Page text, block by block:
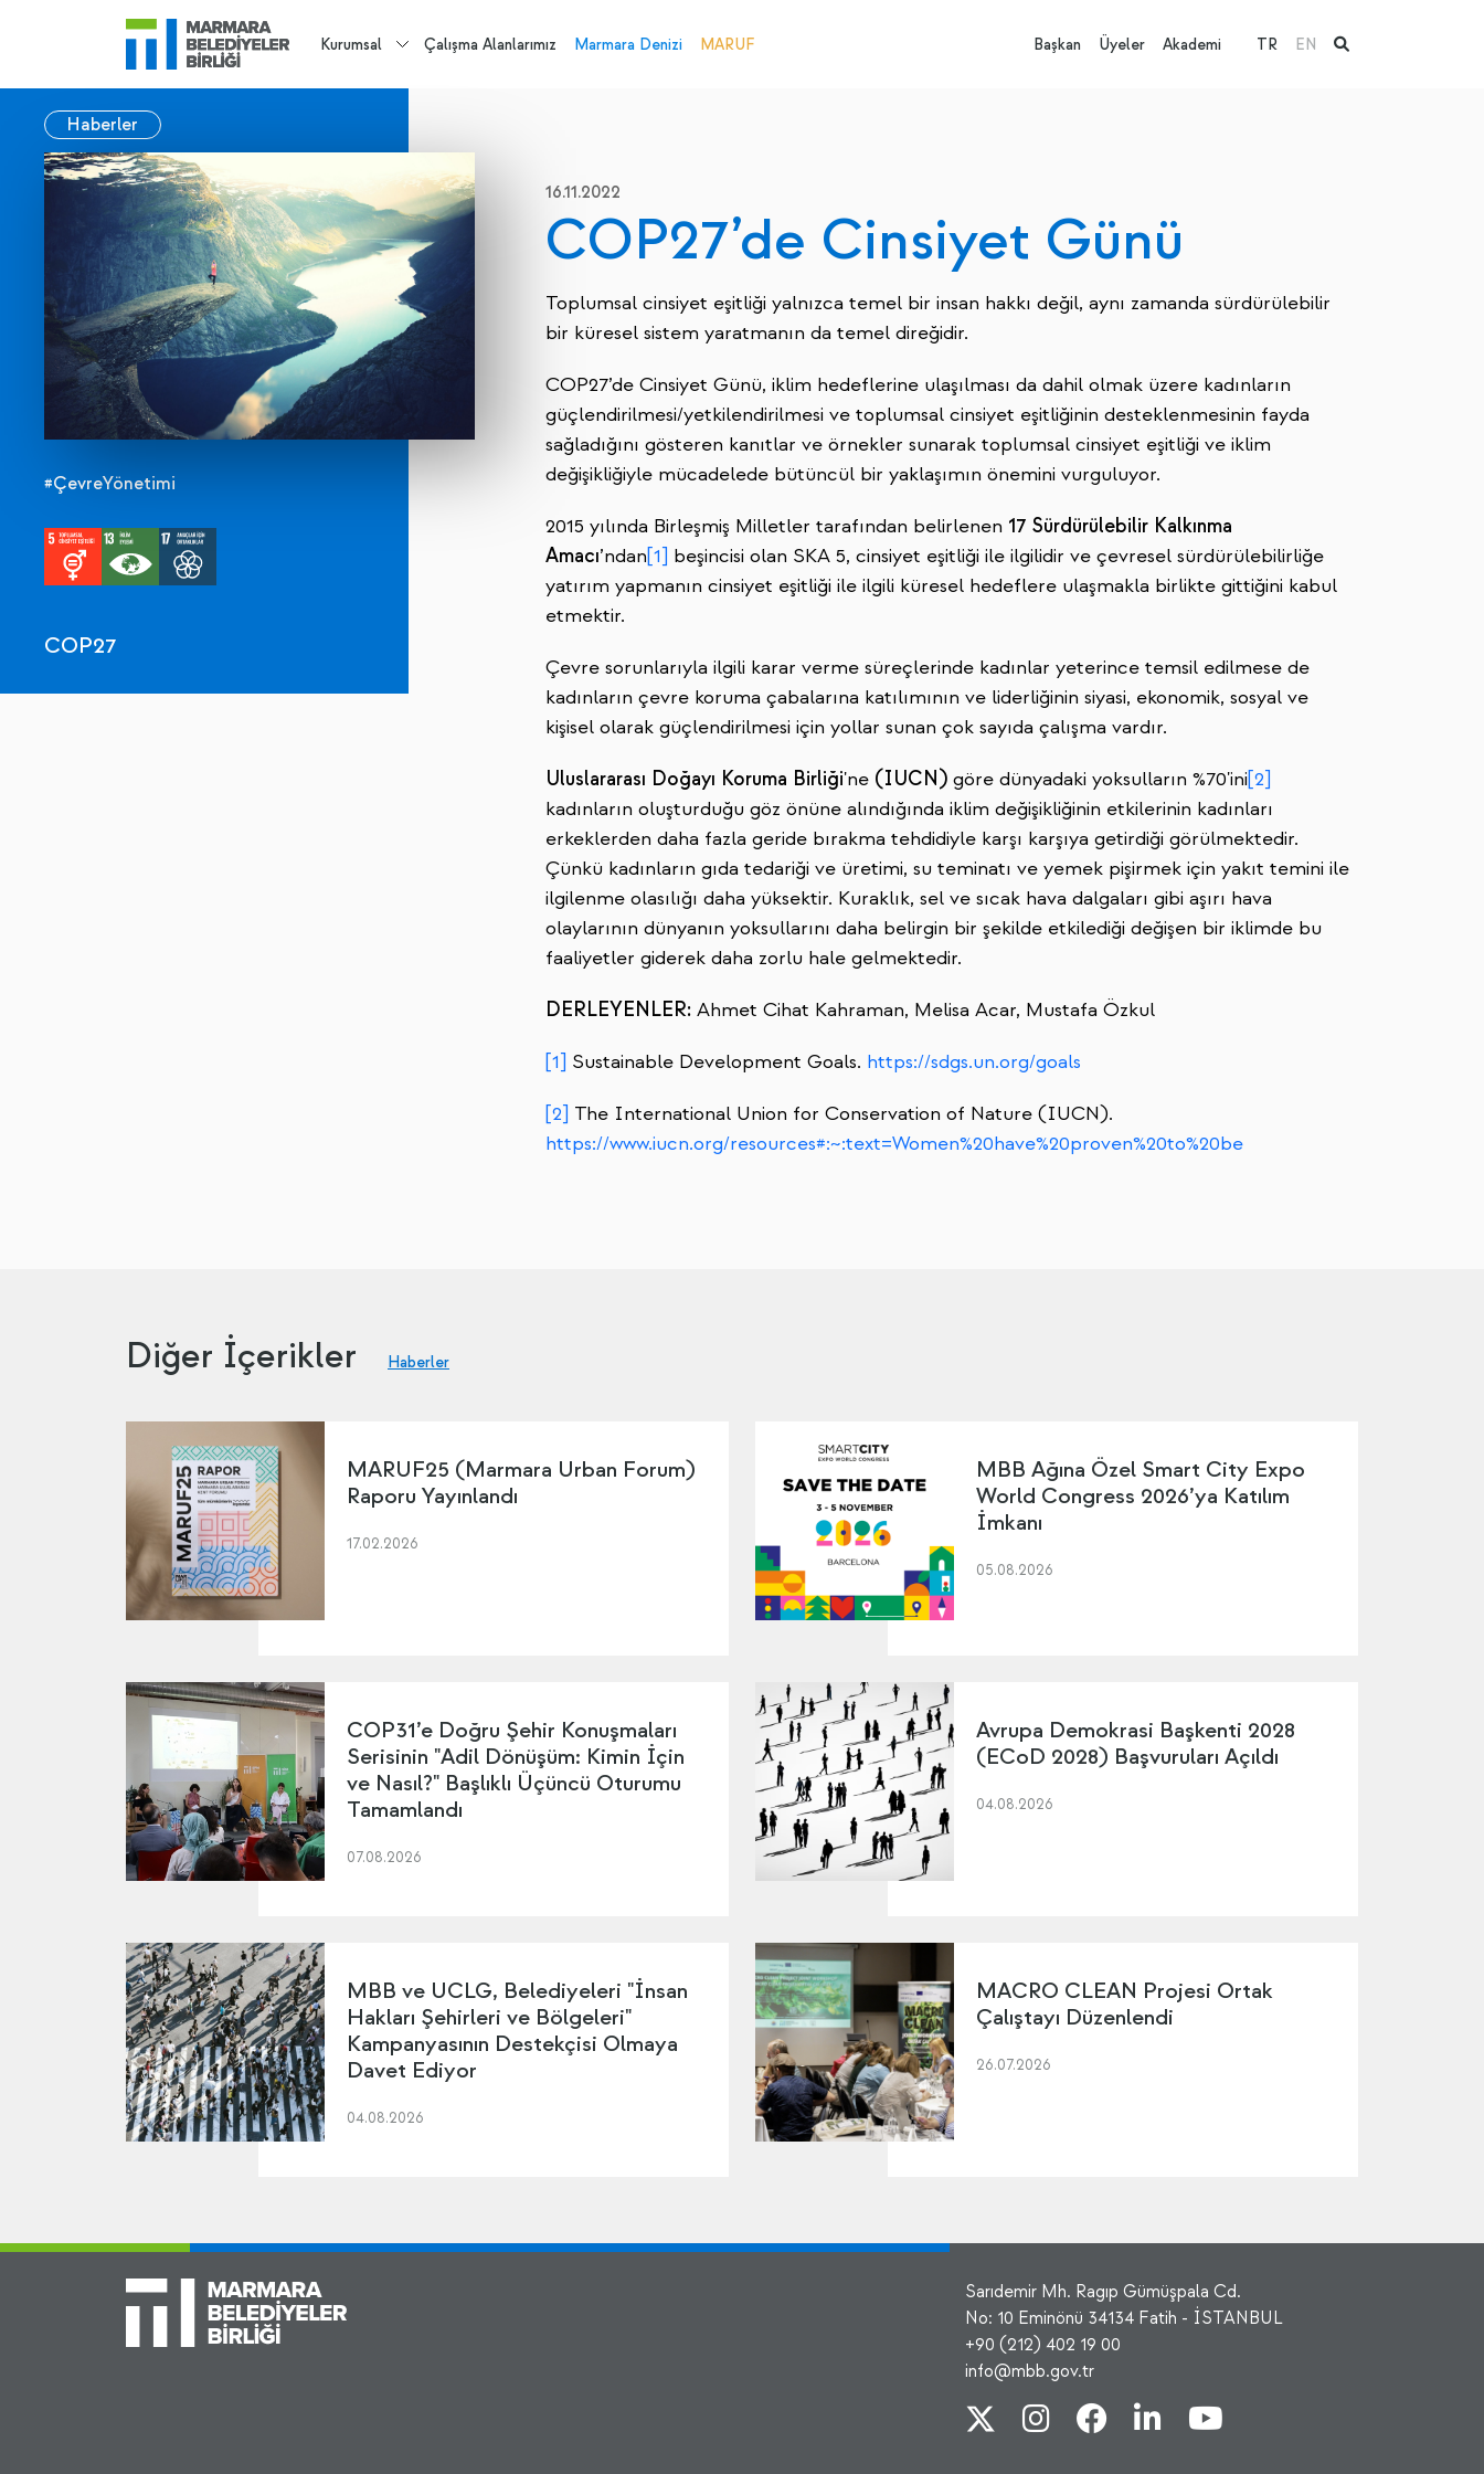
Kurumsal Çalışma Alanlarımız Marmara Denizi MARUF Başkan Üyeler Akademi TR EN
Haberler
#ÇevreYönetimi
COP27
16.11.2022
COP27’de Cinsiyet Günü
Toplumsal cinsiyet eşitliği yalnızca temel bir insan hakkı değil, aynı zamanda sürdürülebilir
bir küresel sistem yaratmanın da temel direğidir.
COP27’de Cinsiyet Günü, iklim hedeflerine ulaşılması da dahil olmak üzere kadınların
güçlendirilmesi/yetkilendirilmesi ve toplumsal cinsiyet eşitliğinin desteklenmesinin fayda
sağladığını gösteren kanıtlar ve örnekler sunarak toplumsal cinsiyet eşitliği ve iklim
değişikliğiyle mücadelede bütüncül bir yaklaşımın önemini vurguluyor.
2015 yılında Birleşmiş Milletler tarafından belirlenen 17 Sürdürülebilir Kalkınma
Amacı’ndan[1] beşincisi olan SKA 5, cinsiyet eşitliği ile ilgilidir ve çevresel sürdürülebilirliğe
yatırım yapmanın cinsiyet eşitliği ile ilgili küresel hedeflere ulaşmakla birlikte gittiğini kabul
etmektir.
Çevre sorunlarıyla ilgili karar verme süreçlerinde kadınlar yeterince temsil edilmese de
kadınların çevre koruma çabalarına katılımının ve liderliğinin siyasi, ekonomik, sosyal ve
kişisel olarak güçlendirilmesi için yollar sunan çok sayıda çalışma vardır.
Uluslararası Doğayı Koruma Birliği'ne (IUCN) göre dünyadaki yoksulların %70'ini[2]
kadınların oluşturduğu göz önüne alındığında iklim değişikliğinin etkilerinin kadınları
erkeklerden daha fazla geride bırakma tehdidiyle karşı karşıya getirdiği görülmektedir.
Çünkü kadınların gıda tedariği ve üretimi, su teminatı ve yemek pişirmek için yakıt temini ile
ilgilenme olasılığı daha yüksektir. Kuraklık, sel ve sıcak hava dalgaları gibi aşırı hava
olaylarının dünyanın yoksullarını daha belirgin bir şekilde etkilediği değişen bir iklimde bu
faaliyetler giderek daha zorlu hale gelmektedir.
DERLEYENLER: Ahmet Cihat Kahraman, Melisa Acar, Mustafa Özkul
[1] Sustainable Development Goals. https://sdgs.un.org/goals
[2] The International Union for Conservation of Nature (IUCN).
https://www.iucn.org/resources#:~:text=Women%20have%20proven%20to%20be
Diğer İçerikler Haberler
MARUF25 (Marmara Urban Forum)
Raporu Yayınlandı
17.02.2026
MBB Ağına Özel Smart City Expo
World Congress 2026’ya Katılım
İmkanı
05.08.2026
COP31’e Doğru Şehir Konuşmaları
Serisinin "Adil Dönüşüm: Kimin İçin
ve Nasıl?" Başlıklı Üçüncü Oturumu
Tamamlandı
07.08.2026
Avrupa Demokrasi Başkenti 2028
(ECoD 2028) Başvuruları Açıldı
04.08.2026
MBB ve UCLG, Belediyeleri "İnsan
Hakları Şehirleri ve Bölgeleri"
Kampanyasının Destekçisi Olmaya
Davet Ediyor
04.08.2026
MACRO CLEAN Projesi Ortak
Çalıştayı Düzenlendi
26.07.2026
Sarıdemir Mh. Ragıp Gümüşpala Cd.
No: 10 Eminönü 34134 Fatih - İSTANBUL
+90 (212) 402 19 00
info@mbb.gov.tr